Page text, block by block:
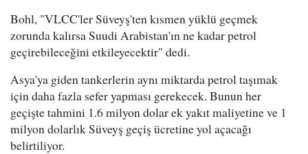
Bohl, "VLCC'ler Süveyş'ten kısmen yüklü geçmek
zorunda kalırsa Suudi Arabistan'ın ne kadar petrol
geçirebileceğini etkileyecektir" dedi.
Asya'ya giden tankerlerin aynı miktarda petrol taşımak
için daha fazla sefer yapması gerekecek. Bunun her
geçişte tahmini 1.6 milyon dolar ek yakıt maliyetine ve 1
milyon dolarlık Süveyş geçiş ücretine yol açacağı
belirtiliyor.